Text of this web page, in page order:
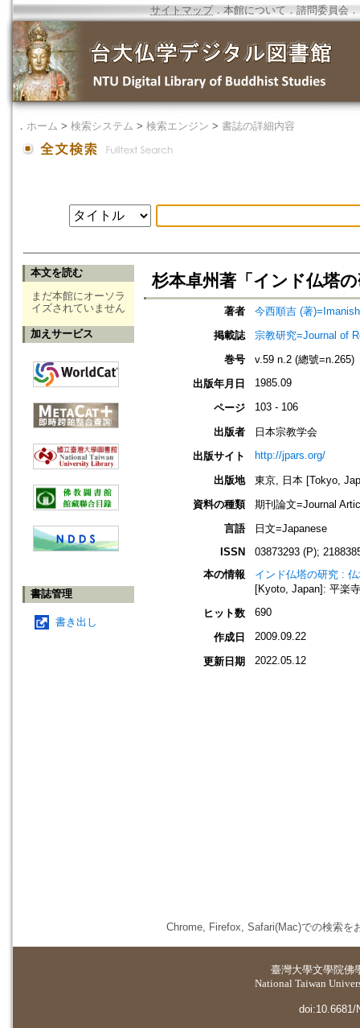
サイトマップ．本館について ． 諮問委員会 ．
． ホーム > 検索システム > 検索エンジン > 書誌の詳細内容
本文を読む
まだ本館にオーソラ
イズされていません
加えサービス
書誌管理
書き出し
杉本卓州著「インド仏塔
著者
今西順吉 (著
掲載誌
宗教研究=Journal of
巻号
v.59 n.2 (總號=n.265)
出版年月日
1985.09
ページ 103 - 106
出版者
日本宗教学会
出版サイト
http://jpars.org/
出版地
東京, 日本 [Tokyo,
資料の種類
期刊論文=Journal
言語
日文=Japanese
ISSN
03873293 (P);
本の情報
インド仏塔の研究 :
[Kyoto, Japan]: 平楽
ヒット数
690
作成日 2009.09.22
更新日期 2022.05.12
Chrome, Firefox, Safari(Mac)での検索を
臺灣大學文學院佛
National Taiwan
doi:10.6681/